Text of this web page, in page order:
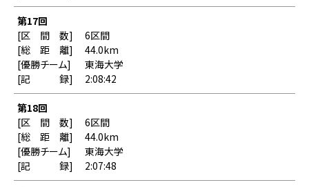
第17回
6区間
44.0km
東海大学
2:08:42
第18回
6区間
44.0km
東海大学
2:07:48